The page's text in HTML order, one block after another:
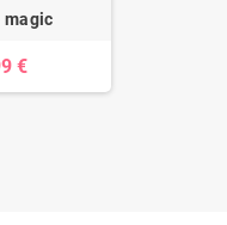
magic
€